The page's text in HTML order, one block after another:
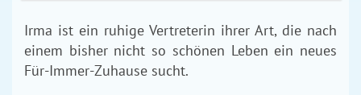
Irma ist ein ruhige Vertreterin ihrer Art, die nach
einem bisher nicht so schönen Leben ein neues
Für-Immer-Zuhause sucht.